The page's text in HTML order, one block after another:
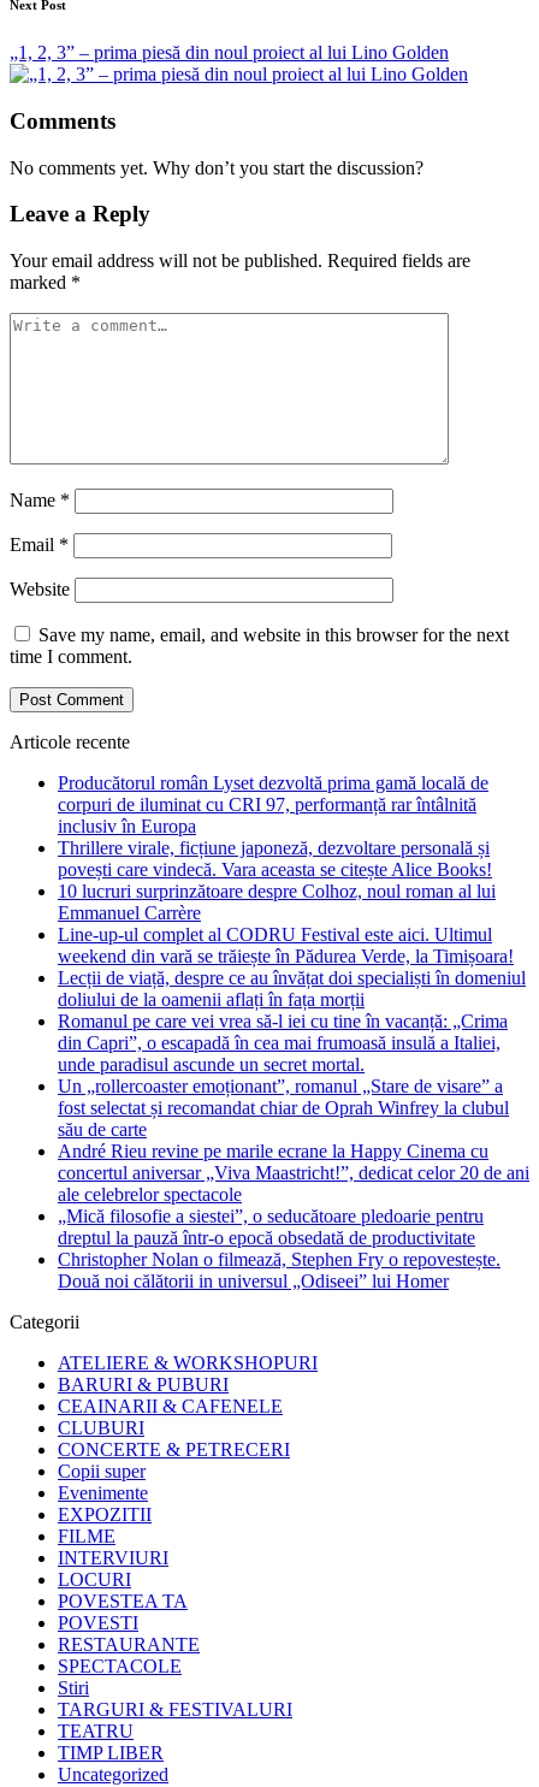
Next Post
„1, 2, 3” – prima piesă din noul proiect al lui Lino Golden
Comments
No comments yet. Why don’t you start the discussion?
Leave a Reply
Your email address will not be published. Required fields are
marked *
Name *
Email *
Website
Save my name, email, and website in this browser for the next
time I comment.
Articole recente
Producătorul român Lyset dezvoltă prima gamă locală de
corpuri de iluminat cu CRI 97, performanță rar întâlnită
inclusiv în Europa
Thrillere virale, ficțiune japoneză, dezvoltare personală și
povești care vindecă. Vara aceasta se citește Alice Books!
10 lucruri surprinzătoare despre Colhoz, noul roman al lui
Emmanuel Carrère
Line-up-ul complet al CODRU Festival este aici. Ultimul
weekend din vară se trăiește în Pădurea Verde, la Timișoara!
Lecții de viață, despre ce au învățat doi specialiști în domeniul
doliului de la oamenii aflați în fața morții
Romanul pe care vei vrea să-l iei cu tine în vacanță: „Crima
din Capri”, o escapadă în cea mai frumoasă insulă a Italiei,
unde paradisul ascunde un secret mortal.
Un „rollercoaster emoționant”, romanul „Stare de visare” a
fost selectat și recomandat chiar de Oprah Winfrey la clubul
său de carte
André Rieu revine pe marile ecrane la Happy Cinema cu
concertul aniversar „Viva Maastricht!”, dedicat celor 20 de ani
ale celebrelor spectacole
„Mică filosofie a siestei”, o seducătoare pledoarie pentru
dreptul la pauză într-o epocă obsedată de productivitate
Christopher Nolan o filmează, Stephen Fry o repovestește.
Două noi călătorii in universul „Odiseei” lui Homer
Categorii
ATELIERE & WORKSHOPURI
BARURI & PUBURI
CEAINARII & CAFENELE
CLUBURI
CONCERTE & PETRECERI
Copii super
Evenimente
EXPOZITII
FILME
INTERVIURI
LOCURI
POVESTEA TA
POVESTI
RESTAURANTE
SPECTACOLE
Stiri
TARGURI & FESTIVALURI
TEATRU
TIMP LIBER
Uncategorized